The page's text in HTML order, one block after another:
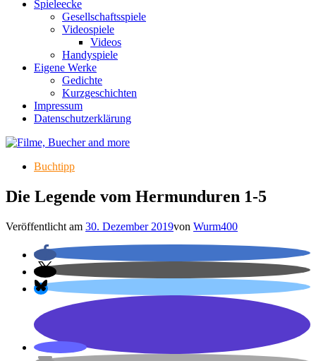
Spieleecke
Gesellschaftsspiele
Videospiele
Videos
Handyspiele
Eigene Werke
Gedichte
Kurzgeschichten
Impressum
Datenschutzerklärung
Buchtipp
Die Legende vom Hermunduren 1-5
Veröffentlicht am 30. Dezember 2019von Wurm400